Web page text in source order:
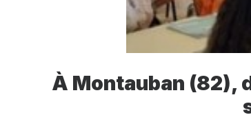
À Montauban (82),